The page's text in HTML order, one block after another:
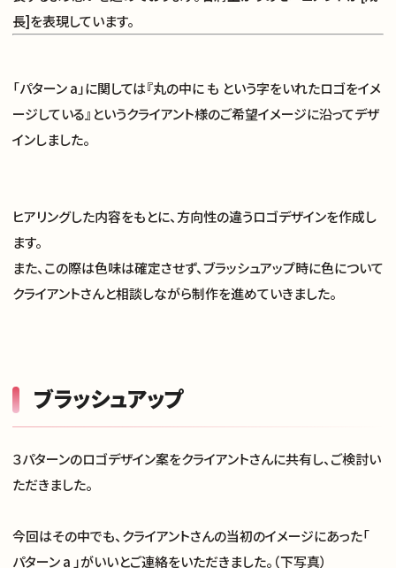
企業理念
採用情報
お知らせ
長]を表現しています。
「パターン a」に関しては『丸の中に も という字をいれたロゴをイメ
ージしている』というクライアント様のご希望イメージに沿ってデザ
インしました。
ヒアリングした内容をもとに、方向性の違うロゴデザインを作成し
ます。
また、この際は色味は確定させず、ブラッシュアップ時に色について
クライアントさんと相談しながら制作を進めていきました。
ブラッシュアップ
３パターンのロゴデザイン案をクライアントさんに共有し、ご検討い
ただきました。
今回はその中でも、クライアントさんの当初のイメージにあった「
パターン a 」がいいとご連絡をいただきました。（下写真）